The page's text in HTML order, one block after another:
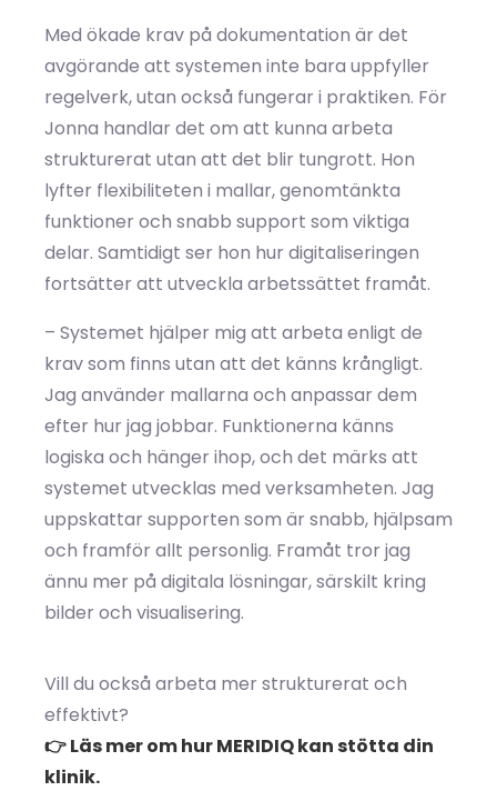
Med ökade krav på dokumentation är det
avgörande att systemen inte bara uppfyller
regelverk, utan också fungerar i praktiken. För
Jonna handlar det om att kunna arbeta
strukturerat utan att det blir tungrott. Hon
lyfter flexibiliteten i mallar, genomtänkta
funktioner och snabb support som viktiga
delar. Samtidigt ser hon hur digitaliseringen
fortsätter att utveckla arbetssättet framåt.
– Systemet hjälper mig att arbeta enligt de
krav som finns utan att det känns krångligt.
Jag använder mallarna och anpassar dem
efter hur jag jobbar. Funktionerna känns
logiska och hänger ihop, och det märks att
systemet utvecklas med verksamheten. Jag
uppskattar supporten som är snabb, hjälpsam
och framför allt personlig. Framåt tror jag
ännu mer på digitala lösningar, särskilt kring
bilder och visualisering.
Vill du också arbeta mer strukturerat och
effektivt?
👉 Läs mer om hur MERIDIQ kan stötta din
klinik.